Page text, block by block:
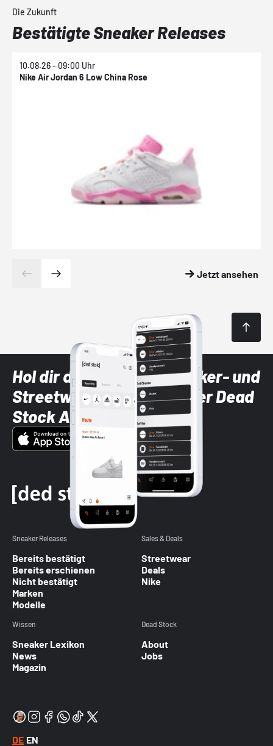
Die Zukunft
Bestätigte Sneaker Releases
10.08.26 - 09:00 Uhr
Nike Air Jordan 6 Low China Rose
Jetzt ansehen
Hol dir die neuesten Sneaker- und
Streetwear-Brands mit der Dead
Stock App
Sneaker Releases
Bereits bestätigt
Bereits erschienen
Nicht bestätigt
Marken
Modelle
Sales & Deals
Streetwear
Deals
Nike
Wissen
Sneaker Lexikon
News
Magazin
Dead Stock
About
Jobs
DE EN